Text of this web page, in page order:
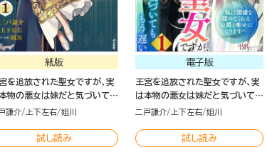
紙版
を追放された聖女ですが、実
物の悪女は妹だと気づいても
遅い ～私は価値を認めてく
謙介 上下左右 姐川
試し読み
電子版
王宮を追放された聖女ですが、実
は本物の悪女は妹だと気づいても
もう遅い ～私は価値を認めてく
ミック版 （分冊版）
二戸謙介 上下左右 姐川
試し読み